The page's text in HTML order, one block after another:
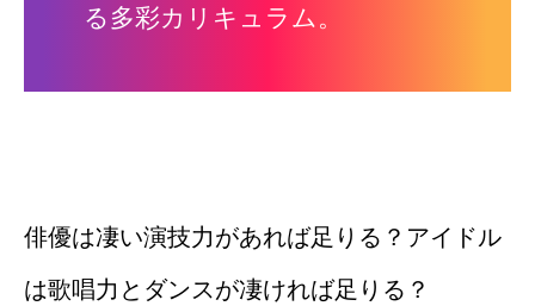
る多彩カリキュラム。
俳優は凄い演技力があれば足りる？アイドル
は歌唱力とダンスが凄ければ足りる？